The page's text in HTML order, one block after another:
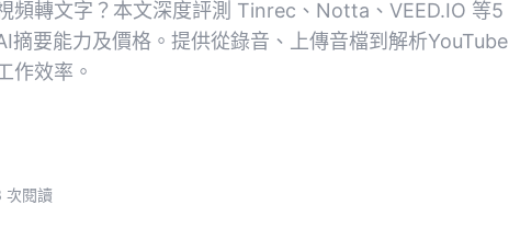
頻轉文字？本文深度評測 Tinrec、Notta、VEED.IO 等5
摘要能力及價格。提供從錄音、上傳音檔到解析YouTube
作效率。
次閱讀